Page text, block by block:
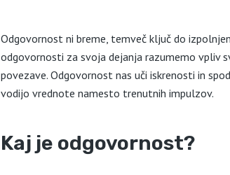
Odgovornost ni breme, temveč ključ do
odgovornosti za svoja dejanja razumemo vpliv
povezave. Odgovornost nas uči iskrenosti in
vodijo vrednote namesto trenutnih impulzov.
Kaj je odgovornost?